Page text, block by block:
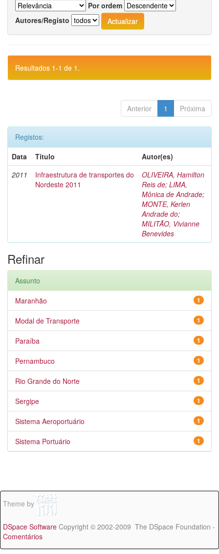
Por ordem
Autores/Registo
Resultados 1-1 de 1.
Anterior 1 Próxima
Registos:
Data
Título
Autor(es)
2011
Infraestrutura de transportes do
Nordeste 2011
OLIVEIRA, Hamilton
Reis de; LIMA,
Mônica de Andrade;
MONTE, Kerlen
Andrade do;
MILITÃO, Vivianne
Benevides
Refinar
Assunto
1
Maranhão
1
Modal de Transporte
1
Paraíba
1
Pernambuco
1
Rio Grande do Norte
1
Sergipe
1
Sistema Aeroportuário
1
Sistema Portuário
Theme by
DSpace Software Copyright © 2002-2009 The DSpace Foundation -
Comentários